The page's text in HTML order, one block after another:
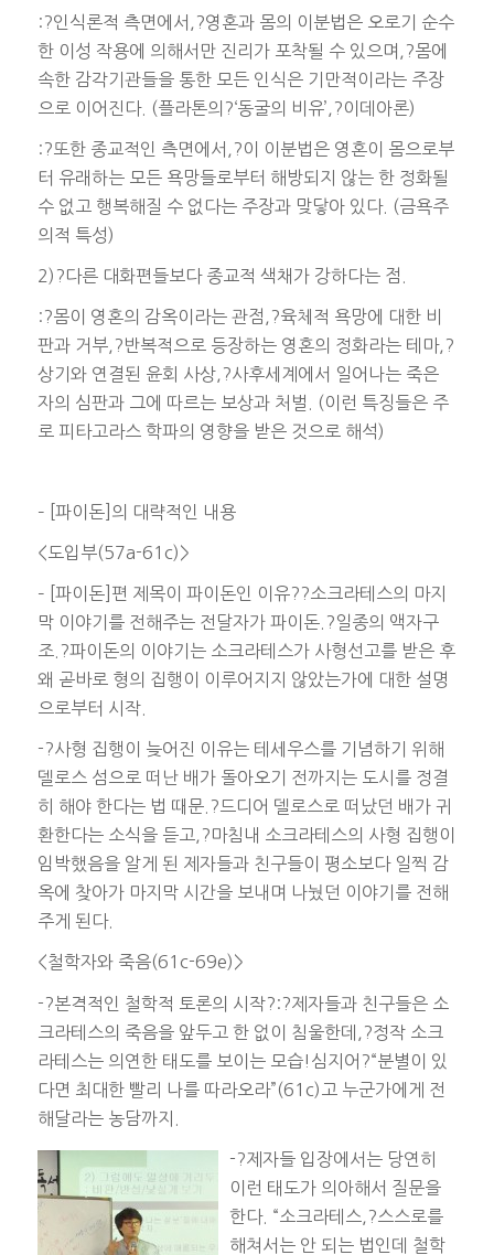
:?인식론적 측면에서,?영혼과 몸의 이분법은 오로기 순수
한 이성 작용에 의해서만 진리가 포착될 수 있으며,?몸에
속한 감각기관들을 통한 모든 인식은 기만적이라는 주장
으로 이어진다. (플라톤의?‘동굴의 비유’,?이데아론)
:?또한 종교적인 측면에서,?이 이분법은 영혼이 몸으로부
터 유래하는 모든 욕망들로부터 해방되지 않는 한 정화될
수 없고 행복해질 수 없다는 주장과 맞닿아 있다. (금욕주
의적 특성)
2)?다른 대화편들보다 종교적 색채가 강하다는 점.
:?몸이 영혼의 감옥이라는 관점,?육체적 욕망에 대한 비
판과 거부,?반복적으로 등장하는 영혼의 정화라는 테마,?
상기와 연결된 윤회 사상,?사후세계에서 일어나는 죽은
자의 심판과 그에 따르는 보상과 처벌. (이런 특징들은 주
로 피타고라스 학파의 영향을 받은 것으로 해석)
– [파이돈]의 대략적인 내용
<도입부(57a-61c)>
– [파이돈]편 제목이 파이돈인 이유??소크라테스의 마지
막 이야기를 전해주는 전달자가 파이돈.?일종의 액자구
조.?파이돈의 이야기는 소크라테스가 사형선고를 받은 후
왜 곧바로 형의 집행이 이루어지지 않았는가에 대한 설명
으로부터 시작.
-?사형 집행이 늦어진 이유는 테세우스를 기념하기 위해
델로스 섬으로 떠난 배가 돌아오기 전까지는 도시를 정결
히 해야 한다는 법 때문.?드디어 델로스로 떠났던 배가 귀
환한다는 소식을 듣고,?마침내 소크라테스의 사형 집행이
임박했음을 알게 된 제자들과 친구들이 평소보다 일찍 감
옥에 찾아가 마지막 시간을 보내며 나눴던 이야기를 전해
주게 된다.
<철학자와 죽음(61c-69e)>
-?본격적인 철학적 토론의 시작?:?제자들과 친구들은 소
크라테스의 죽음을 앞두고 한 없이 침울한데,?정작 소크
라테스는 의연한 태도를 보이는 모습!심지어?“분별이 있
다면 최대한 빨리 나를 따라오라”(61c)고 누군가에게 전
해달라는 농담까지.
-?제자들 입장에서는 당연히
이런 태도가 의아해서 질문을
한다. “소크라테스,?스스로를
해쳐서는 안 되는 법인데 철학